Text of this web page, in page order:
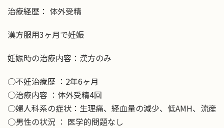
治療経歴： 体外受精
漢方服用3ヶ月で妊娠
妊娠時の治療内容：漢方のみ
○不妊治療歴 ：2年6ヶ月
○治療内容 ：体外受精4回
○婦人科系の症状：生理痛、経血量の減少、低AMH、流産
○男性の状況 ： 医学的問題なし